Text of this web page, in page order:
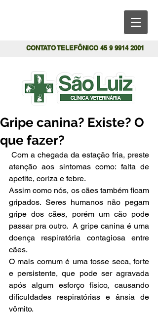
CONTATO TELEFÔNICO 45 9 9914 2001
Gripe canina? Existe? O
que fazer?
atenção aos sintomas como: falta de
apetite, coriza e febre.
Assim como nós, os cães também ficam
gripados. Seres humanos não pegam
gripe dos cães, porém um cão pode
passar pra outro.  A gripe canina é uma
doença respiratória contagiosa entre
cães.
O mais comum é uma tosse seca, forte
e persistente, que pode ser agravada
após algum esforço físico, causando
dificuldades respiratórias e ânsia de
vômito.